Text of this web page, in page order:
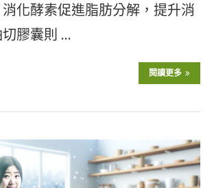
化酵素促進脂肪分解，提升消
膠囊則 …
閱讀更多